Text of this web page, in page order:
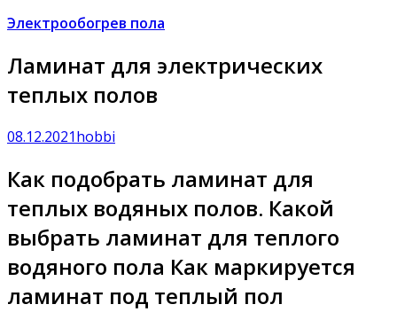
Электрообогрев пола
Ламинат для электрических
теплых полов
08.12.2021hobbi
Как подобрать ламинат для
теплых водяных полов. Какой
выбрать ламинат для теплого
водяного пола Как маркируется
ламинат под теплый пол